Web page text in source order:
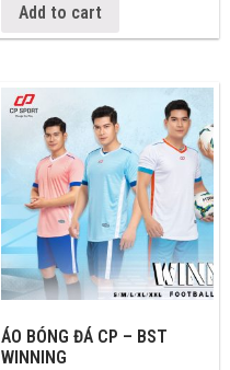
Add to cart
ÁO BÓNG ĐÁ CP – BST
WINNING